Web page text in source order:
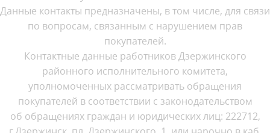
Данные контакты предназначены, в том числе, для связи
по вопросам, связанным с нарушением прав
покупателей.
Контактные данные работников Дзержинского
районного исполнительного комитета,
уполномоченных рассматривать обращения
покупателей в соответствии с законодательством
об обращениях граждан и юридических лиц: 222712,